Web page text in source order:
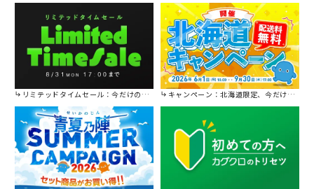
リミテッドタイムセール：今だけの限定セール。 キャンペーン：北海道限定、今だけ送料無料！